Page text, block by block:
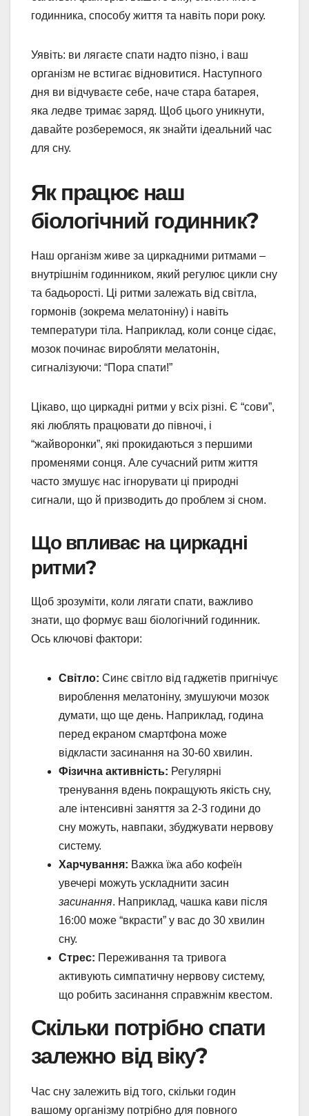
годинника, способу життя та навіть пори року.
Уявіть: ви лягаєте спати надто пізно, і ваш
організм не встигає відновитися. Наступного
дня ви відчуваєте себе, наче стара батарея,
яка ледве тримає заряд. Щоб цього уникнути,
давайте розберемося, як знайти ідеальний час
для сну.
Як працює наш
біологічний годинник?
Наш організм живе за циркадними ритмами –
внутрішнім годинником, який регулює цикли сну
та бадьорості. Ці ритми залежать від світла,
гормонів (зокрема мелатоніну) і навіть
температури тіла. Наприклад, коли сонце сідає,
мозок починає виробляти мелатонін,
сигналізуючи: “Пора спати!”
Цікаво, що циркадні ритми у всіх різні. Є “сови”,
які люблять працювати до півночі, і
“жайворонки”, які прокидаються з першими
променями сонця. Але сучасний ритм життя
часто змушує нас ігнорувати ці природні
сигнали, що й призводить до проблем зі сном.
Що впливає на циркадні
ритми?
Щоб зрозуміти, коли лягати спати, важливо
знати, що формує ваш біологічний годинник.
Ось ключові фактори:
Світло: Синє світло від гаджетів пригнічує
вироблення мелатоніну, змушуючи мозок
думати, що ще день. Наприклад, година
перед екраном смартфона може
відкласти засинання на 30-60 хвилин.
Фізична активність: Регулярні
тренування вдень покращують якість сну,
але інтенсивні заняття за 2-3 години до
сну можуть, навпаки, збуджувати нервову
систему.
Харчування: Важка їжа або кофеїн
увечері можуть ускладнити засин
засинання. Наприклад, чашка кави після
16:00 може “вкрасти” у вас до 30 хвилин
сну.
Стрес: Переживання та тривога
активують симпатичну нервову систему,
що робить засинання справжнім квестом.
Скільки потрібно спати
залежно від віку?
Час сну залежить від того, скільки годин
вашому організму потрібно для повного